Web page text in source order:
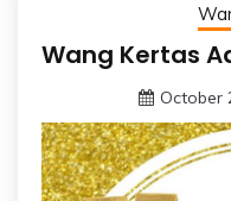
Wang Kertas
October